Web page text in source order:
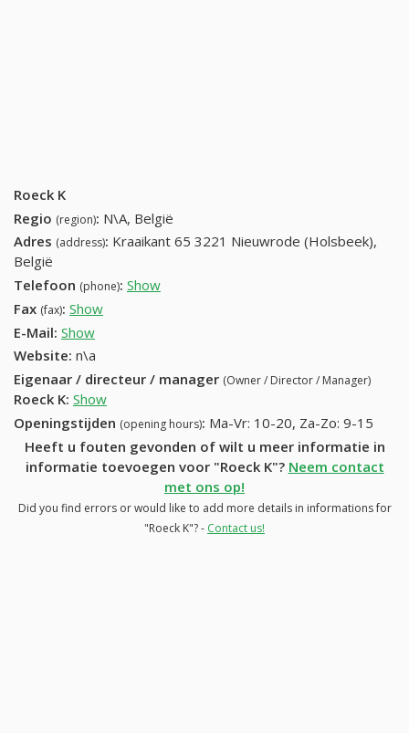
Roeck K
Regio (region): N\A, België
Adres (address): Kraaikant 65 3221 Nieuwrode (Holsbeek),
België
Telefoon (phone): Show
Fax (fax): Show
E-Mail: Show
Website: n\a
Eigenaar / directeur / manager (Owner / Director / Manager)
Roeck K: Show
Openingstijden (opening hours): Ma-Vr: 10-20, Za-Zo: 9-15
Heeft u fouten gevonden of wilt u meer informatie in
informatie toevoegen voor "Roeck K"? Neem contact
met ons op!
Did you find errors or would like to add more details in informations for
"Roeck K"? - Contact us!